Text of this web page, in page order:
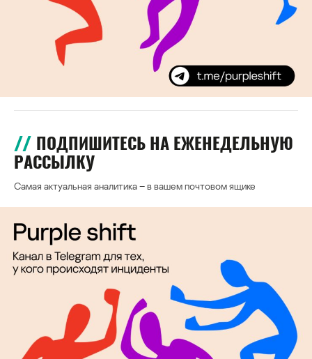
ПОДПИШИТЕСЬ НА ЕЖЕНЕДЕЛЬНУЮ
РАССЫЛКУ
Самая актуальная аналитика – в вашем почтовом ящике